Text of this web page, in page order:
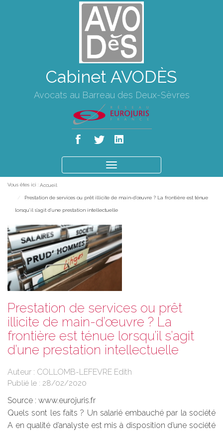
Cabinet AVODÈS
Avocats au Barreau des Deux-Sèvres
le
Vous êtes ici : Accueil
Prestation de services ou prêt illicite de main-d’œuvre ? La frontière est ténue
lorsqu’il s’agit d’une prestation intellectuelle
Prestation de services ou prêt
illicite de main-d’œuvre ? La
frontière est ténue lorsqu’il s’agit
d’une prestation intellectuelle
Auteur : COLLOMB-LEFEVRE Edith
Publié le : 28/02/2020
Source : www.eurojuris.fr
Quels sont les faits ? Un salarié embauché par la société
A en qualité d’analyste est mis à disposition d’une société